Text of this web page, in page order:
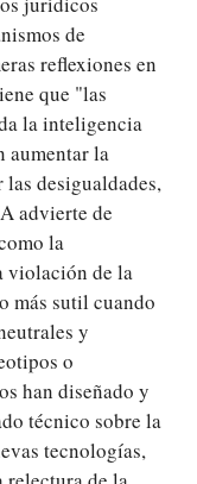
de
reflexiones en
que "las
la inteligencia
aumentar la
desigualdades,
advierte de
la
violación de la
más sutil cuando
y
o
han diseñado y
técnico sobre la
tecnologías,